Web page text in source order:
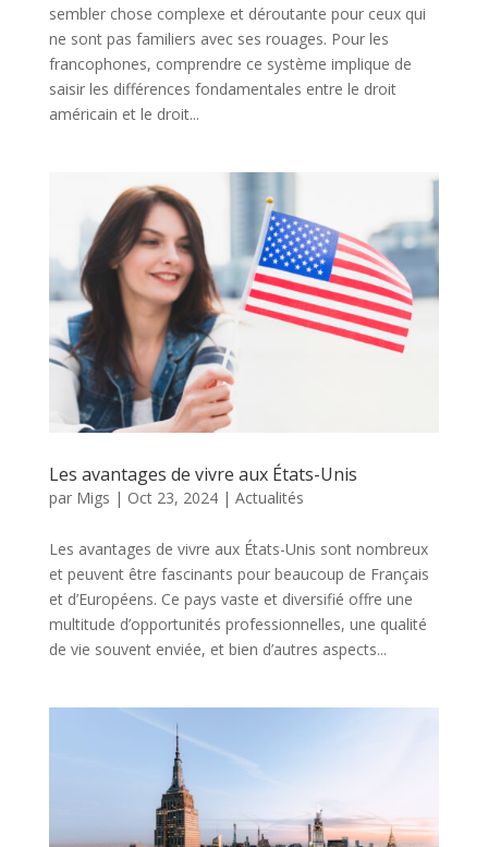
sembler chose complexe et déroutante pour ceux qui
ne sont pas familiers avec ses rouages. Pour les
francophones, comprendre ce système implique de
saisir les différences fondamentales entre le droit
américain et le droit...
Les avantages de vivre aux États-Unis
par Migs | Oct 23, 2024| Actualités
Les avantages de vivre aux États-Unis sont nombreux
et peuvent être fascinants pour beaucoup de Français
et d’Européens. Ce pays vaste et diversifié offre une
multitude d’opportunités professionnelles, une qualité
de vie souvent enviée, et bien d’autres aspects...